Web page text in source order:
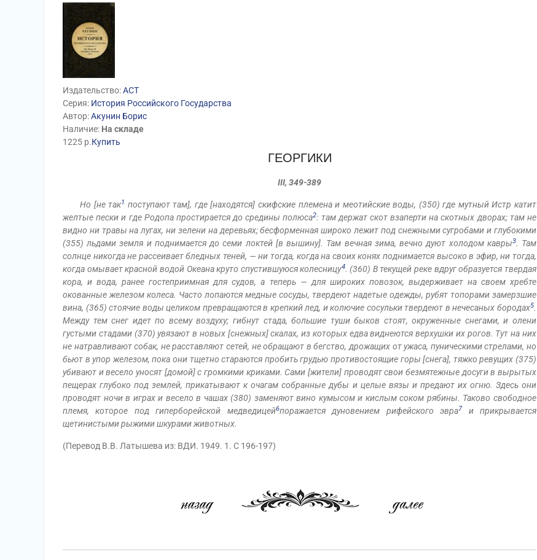
Издательство:АСТ
Серия: История Российского Государства
Автор:Акунин Борис
Наличие: На складе
1225 р.Купить
ГЕОРГИКИ
III, 349-389
Но [не так1 поступают там], где [находятся] скифские племена и меотийские воды, (350) где мутный Истр катит
желтые пески и где Родопа простирается до средины полюса2: там держат скот взаперти на скотных дворах; там не
видно ни травы на лугах, ни зелени на деревьях; бесформенная широко лежит под снежными сугробами и глубокими
(355) льдами земля и поднимается до семи локтей [в вышину]. Там вечная зима, вечно дуют холодом кавры3. Там
солнце никогда не рассеивает бледных теней, — ни тогда, когда на своих конях поднимается высоко в эфир, ни тогда,
когда омывает красной водой Океана круто спустившуюся колесницу4. (360) В текущей реке вдруг образуется твердая
кора, и вода, ранее гостеприимная для судов, а теперь — для широких повозок, выдерживает на своем хребте
окованные железом колеса. Часто лопаются медные сосуды, твердеют надетые одежды, рубят топорами замерзшие
вина, (365) стоячие воды целиком превращаются в крепкий лед, и колючие сосульки твердеют в нечесаных бородах5.
Между тем снег идет по всему воздуху; гибнут стада, большие туши быков стоят, окруженные снегами, и олени
густыми стадами (370) увязают в новых [снежных] скалах, из которых едва виднеются верхушки их рогов. Тут на них
не натравливают собак, не расставляют сетей, не обращают в бегство, дрожащих от ужаса, пуническими стрелами, но
бьют в упор железом, пока они тщетно стараются пробить грудью противостоящие горы [снега], тяжко ревущих (375)
убивают и весело уносят [домой] с громкими криками. Сами [жители] проводят свои безмятежные досуги в вырытых
пещерах глубоко под землей, прикатывают к очагам собранные дубы и целые вязы и предают их огню. Здесь они
проводят ночи в играх и весело в чашах (380) заменяют вино кумысом и кислым соком рябины. Таково свободное
племя, которое под гиперборейской медведицей6поражается дуновением рифейского эвра7
и прикрывается
щетинистыми рыжими шкурами животных.
(Перевод В.В. Латышева из: ВДИ. 1949. 1. С 196-197)